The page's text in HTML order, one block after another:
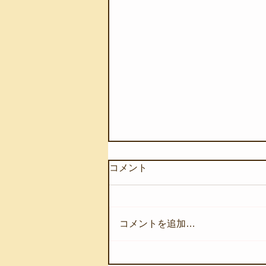
コメント
コメントを追加…